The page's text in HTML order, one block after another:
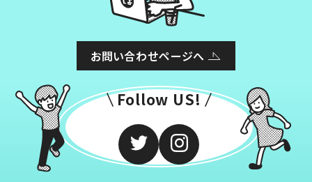
お問い合わせページへ
Follow US!